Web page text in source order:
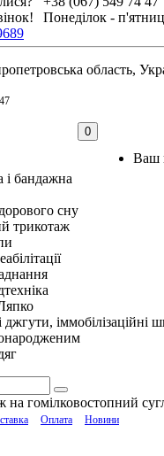
Понеділок -
область,
0
Ваш
і бандажна
сну
трикотаж
іммобілізаційні
на гомілковостопний
Оплата Новини